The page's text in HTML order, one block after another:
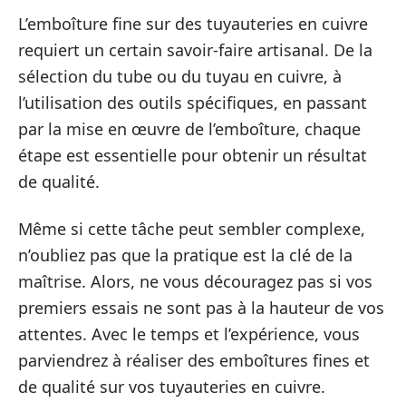
L’emboîture fine sur des tuyauteries en cuivre
requiert un certain savoir-faire artisanal. De la
sélection du tube ou du tuyau en cuivre, à
l’utilisation des outils spécifiques, en passant
par la mise en œuvre de l’emboîture, chaque
étape est essentielle pour obtenir un résultat
de qualité.
Même si cette tâche peut sembler complexe,
n’oubliez pas que la pratique est la clé de la
maîtrise. Alors, ne vous découragez pas si vos
premiers essais ne sont pas à la hauteur de vos
attentes. Avec le temps et l’expérience, vous
parviendrez à réaliser des emboîtures fines et
de qualité sur vos tuyauteries en cuivre.